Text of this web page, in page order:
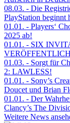
08.03. - Die
PlayStation beginnt
01.01. - Players‘
2025 ab!
01.01. - SIX
01.03. - Sorgt für
2: LAWLESS!
01.01. - Sony’s
Doucet und Brian
01.01. - Der
Clancy’s The
Weitere News